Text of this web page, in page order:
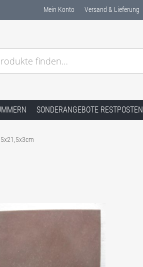
Mein Konto Versand & Lieferung
finden…
SONDERANGEBOTE RESTPOSTEN